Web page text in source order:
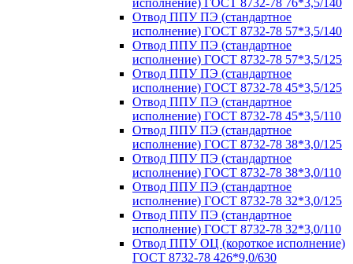
исполнение) ГОСТ 8732-78 76*3,5/140
Отвод ППУ ПЭ (стандартное
исполнение) ГОСТ 8732-78 57*3,5/140
Отвод ППУ ПЭ (стандартное
исполнение) ГОСТ 8732-78 57*3,5/125
Отвод ППУ ПЭ (стандартное
исполнение) ГОСТ 8732-78 45*3,5/125
Отвод ППУ ПЭ (стандартное
исполнение) ГОСТ 8732-78 45*3,5/110
Отвод ППУ ПЭ (стандартное
исполнение) ГОСТ 8732-78 38*3,0/125
Отвод ППУ ПЭ (стандартное
исполнение) ГОСТ 8732-78 38*3,0/110
Отвод ППУ ПЭ (стандартное
исполнение) ГОСТ 8732-78 32*3,0/125
Отвод ППУ ПЭ (стандартное
исполнение) ГОСТ 8732-78 32*3,0/110
Отвод ППУ ОЦ (короткое исполнение)
ГОСТ 8732-78 426*9,0/630